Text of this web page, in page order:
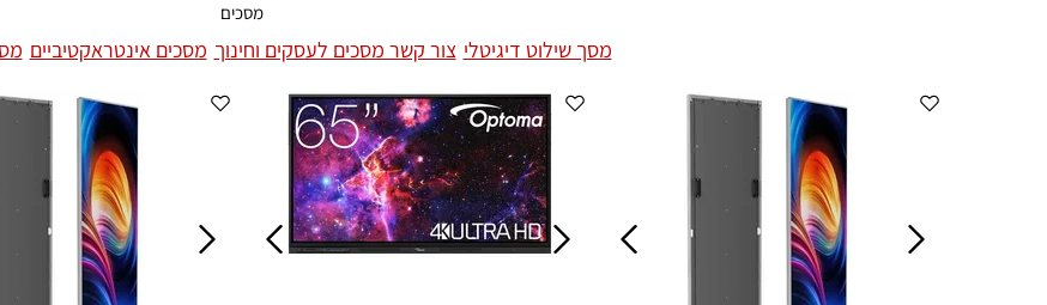
מסכים
מסך שילוט דיגיטלי צור קשר מסכים לעסקים וחינוך מסכים אינטראקטיביים